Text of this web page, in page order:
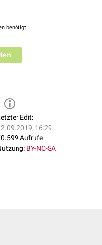
benötigt.
Edit:
16:29
Aufrufe
BY-NC-SA